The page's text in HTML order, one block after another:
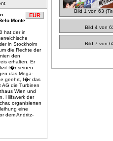
EUR
Monte
hat der in
in Stockholm
die Rechte der
den
erhalten. Er
f�r seinen
das Mega-
geehrt, f�r das
AG die Turbinen
Wien und
Hilfswerk der
organisierten
eine
dem Andritz-
Bild 1 von 63
Bild 4 von
Bild 7 von